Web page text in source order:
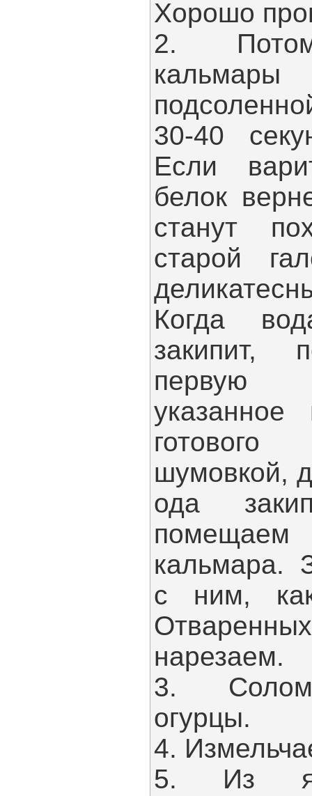
Хорошо
2.
30-40
Если
белок
станут
старой
Когда
закипит,
первую
шумовкой,
ода
кальмара.
с ним,
нарезаем.
3.
огурцы.
4.
5. Из